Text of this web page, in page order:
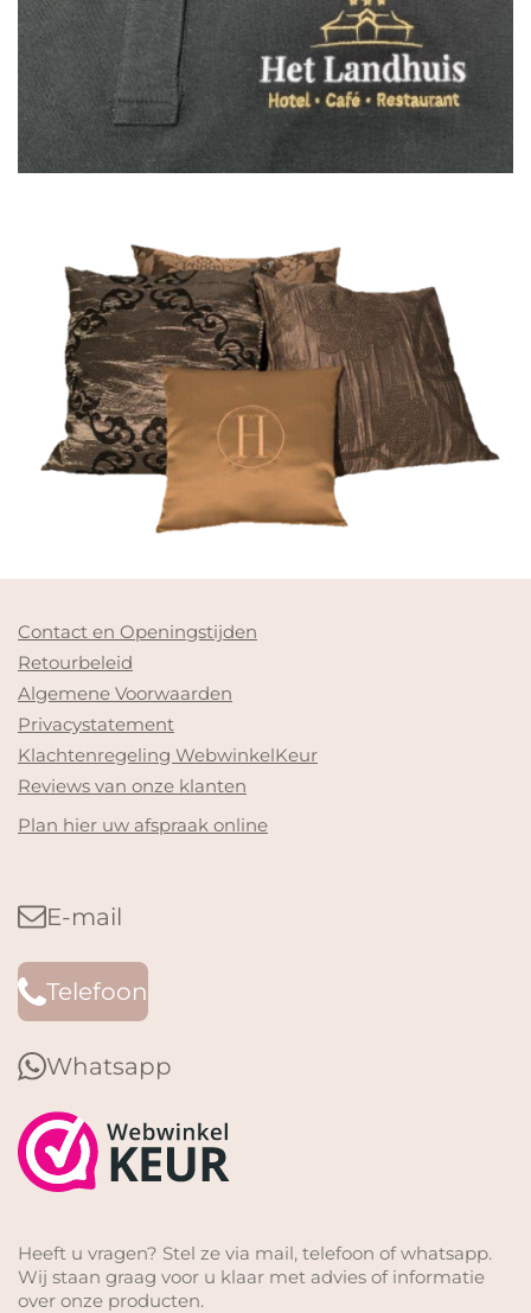
Contact en Openingstijden
Retourbeleid
Algemene Voorwaarden
Privacystatement
Klachtenregeling WebwinkelKeur
Reviews van onze klanten
Plan hier uw afspraak online
E-mail
Telefoon
Whatsapp
Heeft u vragen? Stel ze via mail, telefoon of whatsapp.
Wij staan graag voor u klaar met advies of informatie
over onze producten.